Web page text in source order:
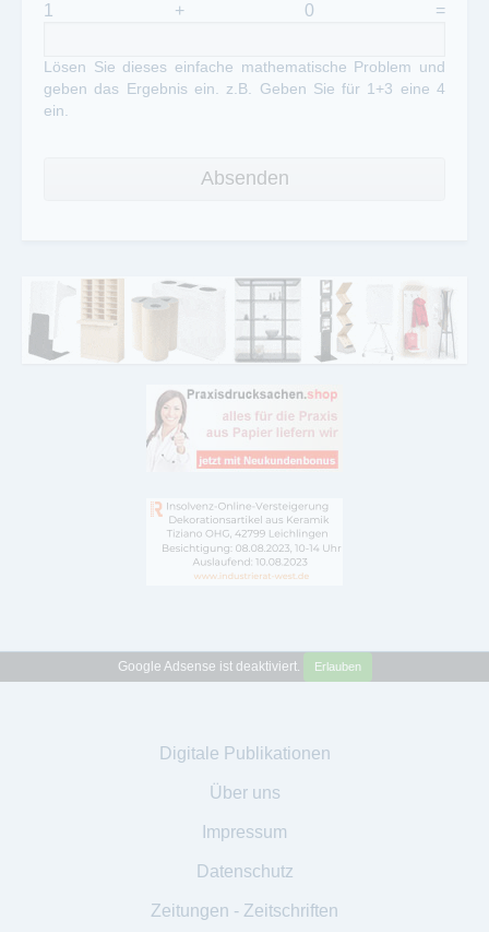
1 + 0 =
Lösen Sie dieses einfache mathematische Problem und
geben das Ergebnis ein. z.B. Geben Sie für 1+3 eine 4
ein.
Google Adsense ist deaktiviert. Erlauben
Digitale Publikationen
Über uns
Impressum
Datenschutz
Zeitungen - Zeitschriften